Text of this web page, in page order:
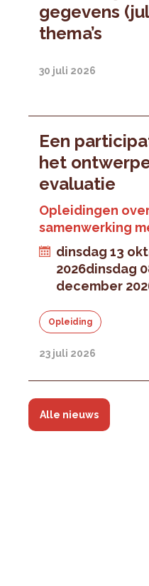
gegevens
thema’s
30 juli 2026
Een
het
evaluatie
Opleidingen
samenwerking
dinsdag 13
2026dinsdag
december
Opleiding
23 juli 2026
Alle nieuws